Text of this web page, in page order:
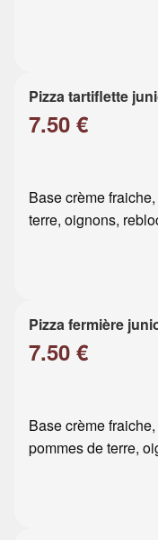
Pizza tartiflette
7.50 €
Base crème
terre, oignons,
Pizza fermière
7.50 €
Base crème
pommes de terre,